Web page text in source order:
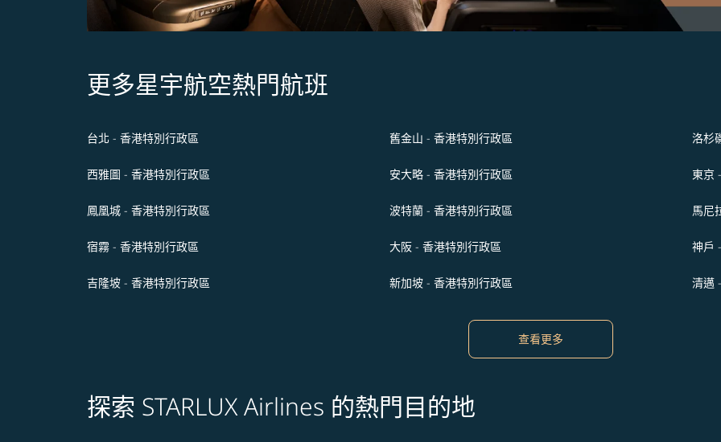
更多星宇航空熱門航班
台北 - 香港特別行政區 舊金山 - 香港特別行政區 洛杉
西雅圖 - 香港特別行政區 安大略 - 香港特別行政區 東京
鳳凰城 - 香港特別行政區 波特蘭 - 香港特別行政區 馬尼
宿霧 - 香港特別行政區 大阪 - 香港特別行政區 神戶
吉隆坡 - 香港特別行政區 新加坡 - 香港特別行政區 清邁
查看更多
探索 STARLUX Airlines 的熱門目的地